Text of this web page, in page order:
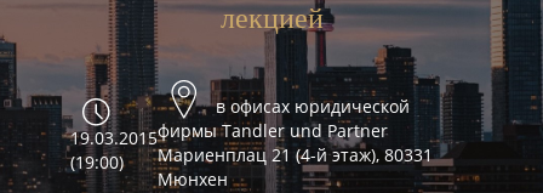
лекцией
19.03.2015
(19:00)
в офисах юридической
фирмы Tandler und Partner
Мариенплац 21 (4-й этаж), 80331
Мюнхен